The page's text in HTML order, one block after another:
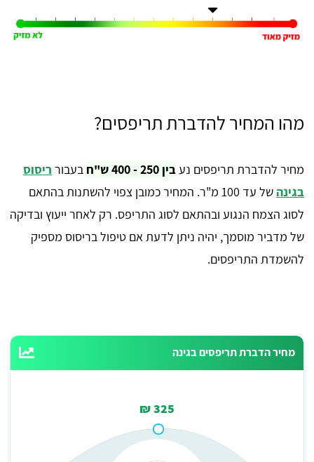
מהו המחיר להדברת תריפסים?
מחיר להדברת תריפסים נע בין 250 - 400 ש"ח בעבור ריסוס
בגינה
של עד 100 מ"ר. המחיר כמובן צפוי להשתנות בהתאם
לסוג הצמח הנגוע ובהתאם לסוג התריפס. רק לאחר ייעוץ ובדיקה
של מדביר מוסמך, יהיה ניתן לדעת אם טיפול בריסוס מספיק
להשמדת התריפסים.
מחיר הדברת תריפסים בגינה
325 ₪